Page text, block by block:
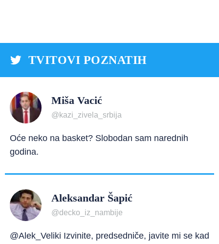
TVITOVI POZNATIH
Miša Vacić
@kazi_zivela_srbija
Oće neko na basket? Slobodan sam narednih
godina.
Aleksandar Šapić
@decko_iz_nambije
@Alek_Veliki Izvinite, predsedniče, javite mi se kad